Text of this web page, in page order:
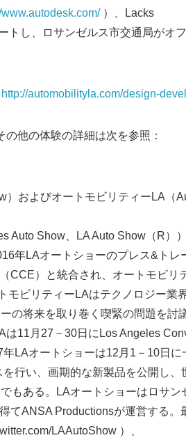
www.autodesk.com/）、Lacks
トし、ロサンゼルス市交通局がオ
http://automobilityla.com/design-
他の体験の詳細は次を参照：
およびオートモビリティーLA（
Auto Show、LA Auto Show（R）
年LAオートショーのプレス&トレ
CCE）と統合され、オートモビリ
モビリティーLAはテクノロジー業
の将来を取り巻く喫緊の問題を討
は11月27－30日にLos Angeles
LAオートショーは12月1－10日に
行い、画期的な新製品を公開し、
もある。LAオートショーはロサン
てANSA Productionsが運営する。
LAAutoShow ）、